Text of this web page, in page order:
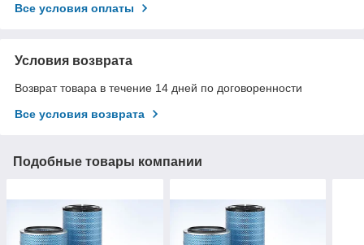
Все условия оплаты
Условия возврата
Возврат товара в течение 14 дней по договоренности
Все условия возврата
Подобные товары компании